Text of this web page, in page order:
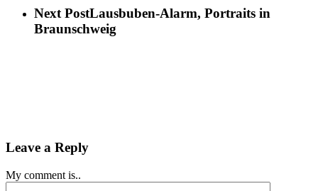
Next PostLausbuben-Alarm, Portraits in
Braunschweig
Leave a Reply
My comment is..